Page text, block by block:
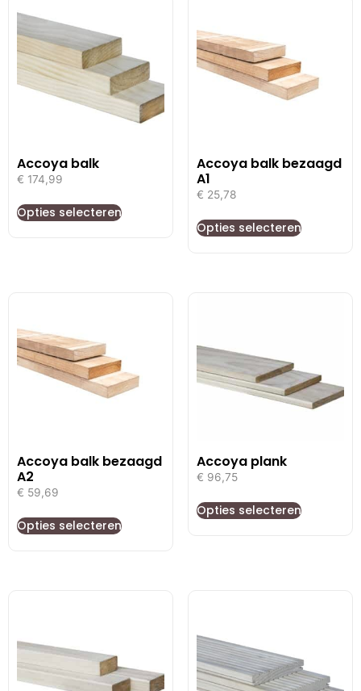
Accoya balk
€ 174,99
Opties selecteren
Accoya balk bezaagd
A1
€ 25,78
Opties selecteren
Accoya balk bezaagd
A2
€ 59,69
Opties selecteren
Accoya plank
€ 96,75
Opties selecteren